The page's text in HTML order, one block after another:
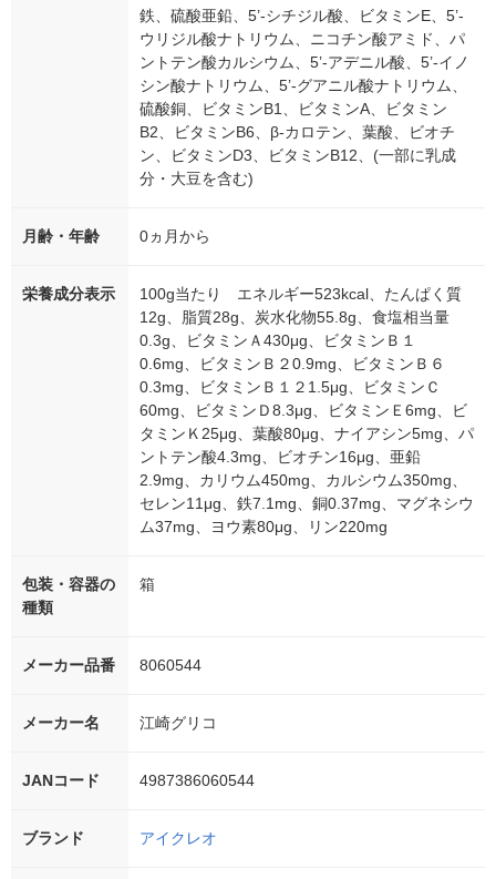
鉄、硫酸亜鉛、5’-シチジル酸、ビタミンE、5’-
ウリジル酸ナトリウム、ニコチン酸アミド、パ
ントテン酸カルシウム、5’-アデニル酸、5’-イノ
シン酸ナトリウム、5’-グアニル酸ナトリウム、
硫酸銅、ビタミンB1、ビタミンA、ビタミン
B2、ビタミンB6、β-カロテン、葉酸、ビオチ
ン、ビタミンD3、ビタミンB12、(一部に乳成
分・大豆を含む)
月齢・年齢 0ヵ月から
栄養成分表示
100g当たり エネルギー523kcal、たんぱく質
12g、脂質28g、炭水化物55.8g、食塩相当量
0.3g、ビタミンＡ430μg、ビタミンＢ１
0.6mg、ビタミンＢ２0.9mg、ビタミンＢ６
0.3mg、ビタミンＢ１２1.5μg、ビタミンＣ
60mg、ビタミンＤ8.3μg、ビタミンＥ6mg、ビ
タミンＫ25μg、葉酸80μg、ナイアシン5mg、パ
ントテン酸4.3mg、ビオチン16μg、亜鉛
2.9mg、カリウム450mg、カルシウム350mg、
セレン11μg、鉄7.1mg、銅0.37mg、マグネシウ
ム37mg、ヨウ素80μg、リン220mg
包装・容器の
種類
箱
メーカー品番 8060544
メーカー名 江崎グリコ
JANコード 4987386060544
ブランド アイクレオ